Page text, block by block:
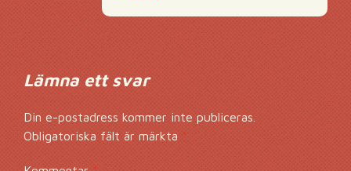
Lämna ett svar
Din e-postadress kommer inte publiceras.
Obligatoriska fält är märkta*